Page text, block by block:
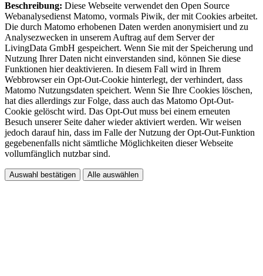
Beschreibung: Diese Webseite verwendet den Open Source
Webanalysedienst Matomo, vormals Piwik, der mit Cookies arbeitet.
Die durch Matomo erhobenen Daten werden anonymisiert und zu
Analysezwecken in unserem Auftrag auf dem Server der
LivingData GmbH gespeichert. Wenn Sie mit der Speicherung und
Nutzung Ihrer Daten nicht einverstanden sind, können Sie diese
Funktionen hier deaktivieren. In diesem Fall wird in Ihrem
Webbrowser ein Opt-Out-Cookie hinterlegt, der verhindert, dass
Matomo Nutzungsdaten speichert. Wenn Sie Ihre Cookies löschen,
hat dies allerdings zur Folge, dass auch das Matomo Opt-Out-
Cookie gelöscht wird. Das Opt-Out muss bei einem erneuten
Besuch unserer Seite daher wieder aktiviert werden. Wir weisen
jedoch darauf hin, dass im Falle der Nutzung der Opt-Out-Funktion
gegebenenfalls nicht sämtliche Möglichkeiten dieser Webseite
vollumfänglich nutzbar sind.
Auswahl bestätigen Alle auswählen